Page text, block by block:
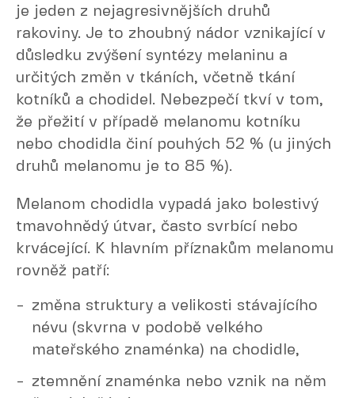
je jeden z nejagresivnějších druhů
rakoviny. Je to zhoubný nádor vznikající v
důsledku zvýšení syntézy melaninu a
určitých změn v tkáních, včetně tkání
kotníků a chodidel. Nebezpečí tkví v tom,
že přežití v případě melanomu kotníku
nebo chodidla činí pouhých 52 % (u jiných
druhů melanomu je to 85 %).
Melanom chodidla vypadá jako bolestivý
tmavohnědý útvar, často svrbící nebo
krvácející. K hlavním příznakům melanomu
rovněž patří:
změna struktury a velikosti stávajícího
névu (skvrna v podobě velkého
mateřského znaménka) na chodidle,
ztemnění znaménka nebo vznik na něm